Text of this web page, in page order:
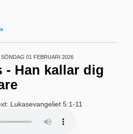
SÖNDAG 01 FEBRUARI 2026
- Han kallar dig
Lukasevangeliet 5:1-11